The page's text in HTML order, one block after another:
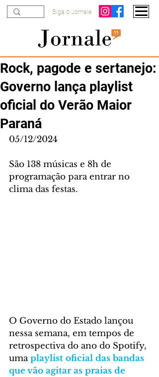
Siga o Jornale
Rock, pagode e sertanejo:
Governo lança playlist
oficial do Verão Maior
Paraná
05/12/2024
São 138 músicas e 8h de
programação para entrar no
clima das festas.
O Governo do Estado lançou
nessa semana, em tempos de
retrospectiva do ano do Spotify,
uma playlist oficial das bandas
que vão agitar as praias de